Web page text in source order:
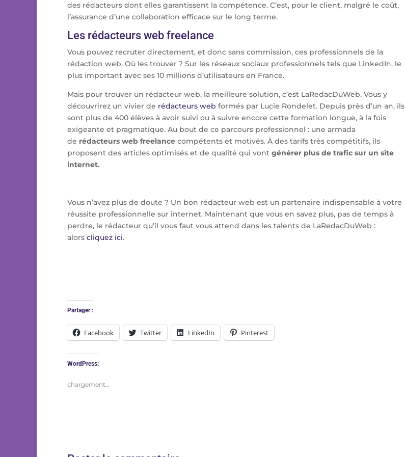
des rédacteurs dont elles garantissent la compétence. C’est, pour le client, malgré le coût,
l’assurance d’une collaboration efficace sur le long terme.
Les rédacteurs web freelance
Vous pouvez recruter directement, et donc sans commission, ces professionnels de la
rédaction web. Où les trouver ? Sur les réseaux sociaux professionnels tels que LinkedIn, le
plus important avec ses 10 millions d’utilisateurs en France.
Mais pour trouver un rédacteur web, la meilleure solution, c’est LaRedacDuWeb. Vous y
découvrirez un vivier de rédacteurs web formés par Lucie Rondelet. Depuis près d’un an, ils
sont plus de 400 élèves à avoir suivi ou à suivre encore cette formation longue, à la fois
exigeante et pragmatique. Au bout de ce parcours professionnel : une armada
de rédacteurs web freelance compétents et motivés. À des tarifs très compétitifs, ils
proposent des articles optimisés et de qualité qui vont générer plus de trafic sur un site
internet.
Vous n’avez plus de doute ? Un bon rédacteur web est un partenaire indispensable à votre
réussite professionnelle sur internet. Maintenant que vous en savez plus, pas de temps à
perdre, le rédacteur qu’il vous faut vous attend dans les talents de LaRedacDuWeb :
alors cliquez ici.
Partager :
Facebook Twitter LinkedIn Pinterest
WordPress:
chargement…